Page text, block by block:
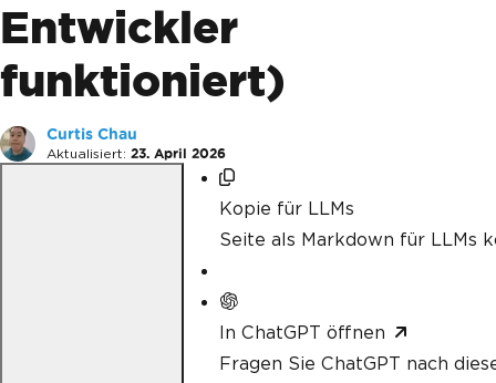
Entwickler
funktioniert)
Curtis Chau
Aktualisiert: 23. April 2026
Kopie für LLMs
Seite als Markdown für LLMs
In ChatGPT öffnen
Fragen Sie ChatGPT nach